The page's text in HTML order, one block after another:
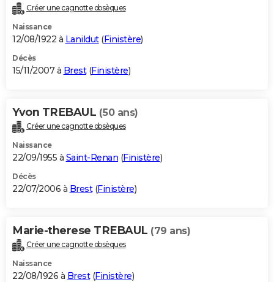
Créer une cagnotte obsèques
Naissance
12/08/1922 à Lanildut(Finistère)
Décès
15/11/2007 à Brest(Finistère)
Yvon TREBAUL (50 ans)
Créer une cagnotte obsèques
Naissance
22/09/1955 à Saint-Renan (Finistère)
Décès
22/07/2006 à Brest(Finistère)
Marie-therese TREBAUL (79 ans)
Créer une cagnotte obsèques
Naissance
22/08/1926 à Brest(Finistère)